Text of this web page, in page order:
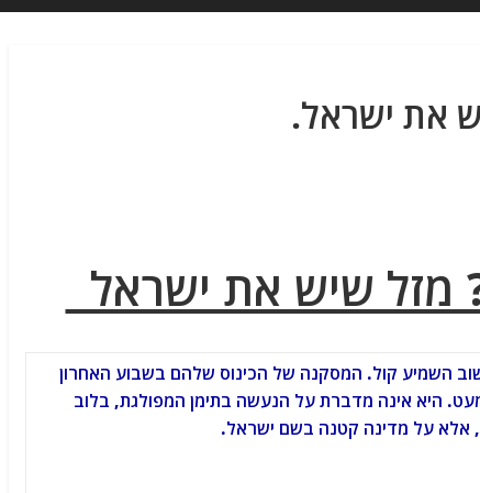
את ישראל.
מזל שיש את ישראל
השמיע קול. המסקנה של הכינוס שלהם בשבוע האחרון
היא אינה מדברת על הנעשה בתימן המפולגת, בלוב
אלא על מדינה קטנה בשם ישראל.